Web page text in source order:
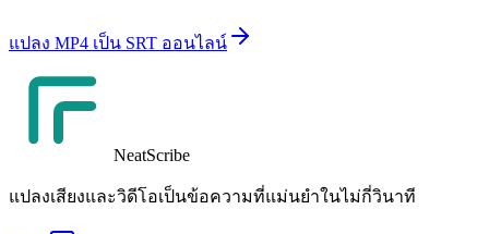
แปลง MP4 เป็น SRT ออนไลน์
NeatScribe
แปลงเสียงและวิดีโอเป็นข้อความที่แม่นยำในไม่กี่วินาที